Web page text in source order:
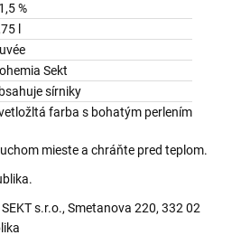
%
l
Sekt
sírniky
farba s bohatým perlením
mieste a chráňte pred teplom.
s.r.o., Smetanova 220, 332 02